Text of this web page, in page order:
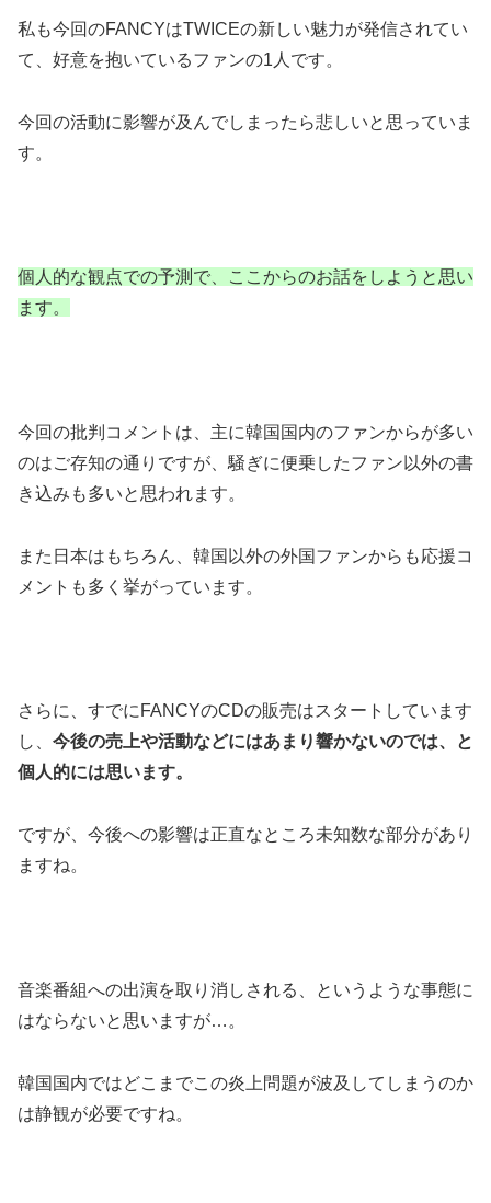
私も今回のFANCYはTWICEの新しい魅力が発信されてい
て、好意を抱いているファンの1人です。
今回の活動に影響が及んでしまったら悲しいと思っていま
す。
個人的な観点での予測で、ここからのお話をしようと思い
ます。
今回の批判コメントは、主に韓国国内のファンからが多い
のはご存知の通りですが、騒ぎに便乗したファン以外の書
き込みも多いと思われます。
また日本はもちろん、韓国以外の外国ファンからも応援コ
メントも多く挙がっています。
さらに、すでにFANCYのCDの販売はスタートしています
し、 今後の売上や活動などにはあまり響かないのでは、と
個人的には思います。
ですが、今後への影響は正直なところ未知数な部分があり
ますね。
音楽番組への出演を取り消しされる、というような事態に
はならないと思いますが…。
韓国国内ではどこまでこの炎上問題が波及してしまうのか
は静観が必要ですね。